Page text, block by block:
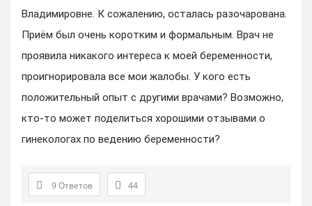
Владимировне. К сожалению, осталась разочарована.
Приём был очень коротким и формальным. Врач не
проявила никакого интереса к моей беременности,
проигнорировала все мои жалобы. У кого есть
положительный опыт с другими врачами? Возможно,
кто-то может поделиться хорошими отзывами о
гинекологах по ведению беременности?
9 Ответов 44